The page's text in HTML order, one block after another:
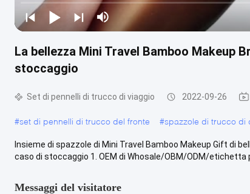
La bellezza Mini Travel Bamboo Makeup
stoccaggio
Set di pennelli di trucco di viaggio 2022-09-26
#set di pennelli di trucco del fronte #spazzole di trucco di
Insieme di spazzole di Mini Travel Bamboo Makeup Gift di
caso di stoccaggio 1. OEM di Whosale/OBM/ODM/etichetta
Messaggi del visitatore